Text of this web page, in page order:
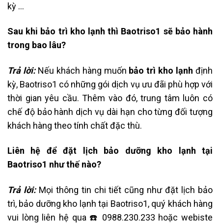
kỳ …
Sau khi bảo trì kho lạnh thì Baotriso1 sẽ bảo hành
trong bao lâu?
Trả lời: Nếu khách hàng muốn bảo trì kho lạnh định
kỳ, Baotriso1 có những gói dịch vụ ưu đãi phù hợp với
thời gian yêu cầu. Thêm vào đó, trung tâm luôn có
chế độ bảo hành dịch vụ dài hạn cho từng đối tượng
khách hàng theo tính chất đặc thù.
Liên hệ để đặt lịch bảo dưỡng kho lạnh tại
Baotriso1 như thế nào?
Trả lời: Mọi thông tin chi tiết cũng như đặt lịch bảo
trì, bảo dưỡng kho lạnh tại Baotriso1, quý khách hàng
vui lòng liên hệ qua ☎️ 0988.230.233 hoặc webiste